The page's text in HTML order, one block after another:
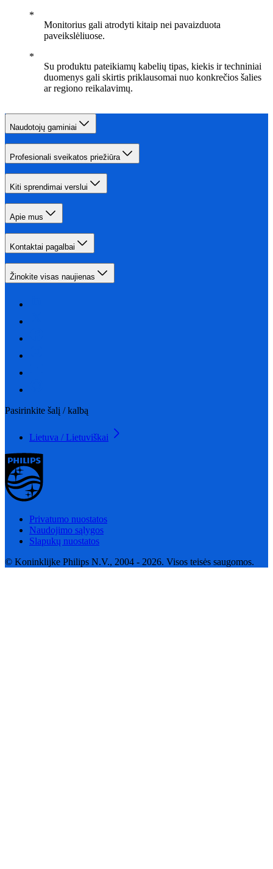
Monitorius gali atrodyti kitaip nei pavaizduota
paveikslėliuose.
Su produktu pateikiamų kabelių tipas, kiekis ir techniniai
duomenys gali skirtis priklausomai nuo konkrečios šalies
ar regiono reikalavimų.
Naudotojų gaminiai
Profesionali sveikatos priežiūra
Kiti sprendimai verslui
Apie mus
Kontaktai pagalbai
Žinokite visas naujienas
Pasirinkite šalį / kalbą
Lietuva / Lietuviškai
Privatumo nuostatos
Naudojimo sąlygos
Slapukų nuostatos
© Koninklijke Philips N.V., 2004 - 2026. Visos teisės saugomos.